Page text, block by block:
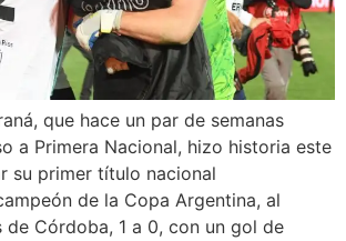
que hace un par de semanas
a Primera Nacional, hizo historia este
su primer título nacional
de la Copa Argentina, al
de Córdoba, 1 a 0, con un gol de